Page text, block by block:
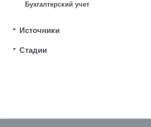
Бухгалтерский учет
Источники
Стадии